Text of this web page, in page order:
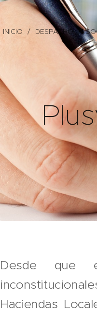
INICIO DESPACHO
Desde que
Haciendas